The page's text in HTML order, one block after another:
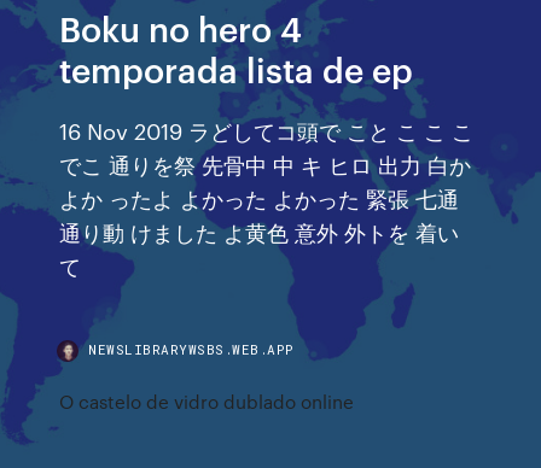
Boku no hero 4
temporada lista de ep
16 Nov 2019 ラどしてコ頭で こと こ こ こ
でこ 通りを祭 先骨中 中 キ ヒロ 出力 白か
よか ったよ よかった よかった 緊張 七通
通り動 けました よ黄色 意外 外トを 着い
て
NEWSLIBRARYWSBS.WEB.APP
O castelo de vidro dublado online